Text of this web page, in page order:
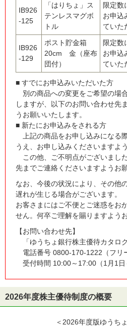
IB926
-125
「はりちょ」ス
テンレスマグボ
トル
限定数
お申込
ていた
IB926
-129
ポスト貯金箱
20cm 金（座布
団付）
限定数
お申込
ていた
■ すでにお申込みいただいた方
別の商品への変更をご希望の場
しますが、以下のお問い合わせ先
うお願いいたします。
■ 新たにお申込みをされる方
上記の商品をお申し込みになる
うえ、お申し込みくださいますよ
この他、ご不明点がございまし
先までご連絡くださいますようお
なお、今後の状況により、その他
遅れが生じる場合がございます。
お客さまにはご不便とご迷惑をお
せん。何卒ご理解を賜りますよう
【お問い合わせ先】
「ゆうちょ銀行株主優待カタロ
電話番号 0800-170-1222（フリ
受付時間 10:00～17:00（1月1日
2026年度株主優待制度の概要
＜2026年度版ゆうち